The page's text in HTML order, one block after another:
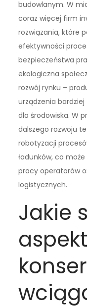
budowlanym. W
coraz więcej firm
rozwiązania, które
efektywności
bezpieczeństwa
ekologiczna
rozwój rynku –
urządzenia
dla środowiska. W
dalszego rozwoju
robotyzacji
ładunków, co
pracy operatorów
logistycznych.
Jakie